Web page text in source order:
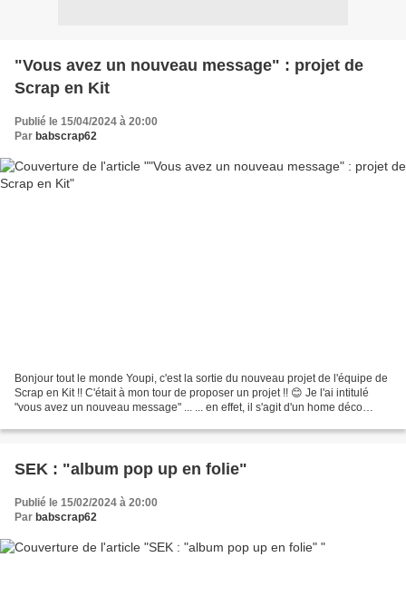
"Vous avez un nouveau message" : projet de
Scrap en Kit
Publié le 15/04/2024 à 20:00
Par babscrap62
Bonjour tout le monde Youpi, c'est la sortie du nouveau projet de l'équipe de
Scrap en Kit !! C'était à mon tour de proposer un projet !! 😊 Je l'ai intitulé
"vous avez un nouveau message" ... ... en effet, il s'agit d'un home déco
SEK : "album pop up en folie"
Publié le 15/02/2024 à 20:00
Par babscrap62